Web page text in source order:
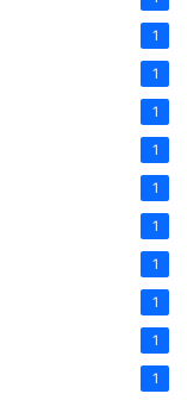
1
1
1
1
1
1
1
1
1
1